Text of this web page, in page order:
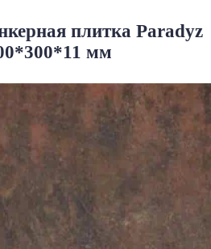
плитка Paradyz
мм